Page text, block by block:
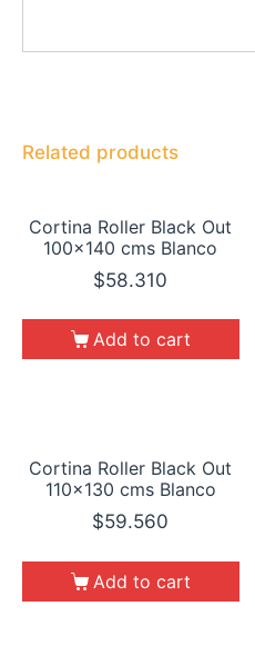
Related products
Cortina Roller Black Out
100×140 cms Blanco
$58.310
Add to cart
Cortina Roller Black Out
110×130 cms Blanco
$59.560
Add to cart